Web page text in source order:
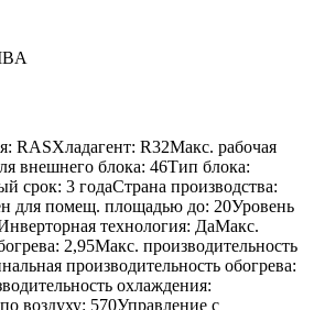
RASХладагент: R32Макс. рабочая
внешнего блока: 46Тип блока:
срок: 3 годаСтрана производства:
помещ. площадью до: 20Уровень
технология: ДаМакс.
2,95Макс. производительность
производительность обогрева:
охлаждения:
воздуху: 570Управление c